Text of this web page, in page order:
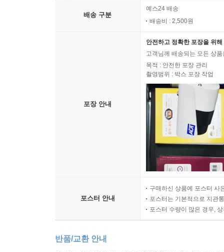
배송 구분
예스24 배송
배송비 : 2,500원
포장 안내
안전하고 정확한 포장을 위
고객님께 배송되는 모든 상
목적 : 안전한 포장 관리
촬영범위 : 박스 포장 작업
포스터 안내
구매하신 상품에 포스터 사
포스터는 기본적으로 지관
포스터 수량이 많은 경우,
반품/교환 안내